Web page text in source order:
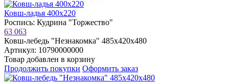
Ковш-ладья 400х220
Роспись: Кудрина "Торжество"
63 063
Ковш-лебедь "Незнакомка" 485х420х480
Артикул: 10790000000
Товар добавлен в корзину
Продолжить покупки Оформить заказ